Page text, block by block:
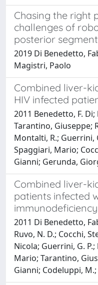
Chasing the right
challenges of
posterior
2019 Di Benedetto,
Magistri, Paolo
Combined liver-
HIV infected
2011 Benedetto, F.
Tarantino, Giuseppe;
Montalti, R.; Guerrini,
Spaggiari, Mario;
Gianni; Gerunda,
Combined liver-
patients infected
2011 Di Benedetto,
Ruvo, N. D.; Cocchi,
Nicola; Guerrini, G.
Mario; Tarantino,
Gianni; Codeluppi,